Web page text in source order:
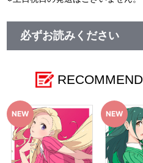
必ずお読みください
販売元 (株)バンダイナムコフィ